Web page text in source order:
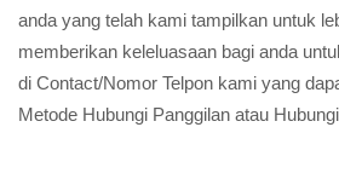
anda yang telah kami tampilkan untuk
memberikan keleluasaan bagi anda
di Contact/Nomor Telpon kami yang
Metode Hubungi Panggilan atau